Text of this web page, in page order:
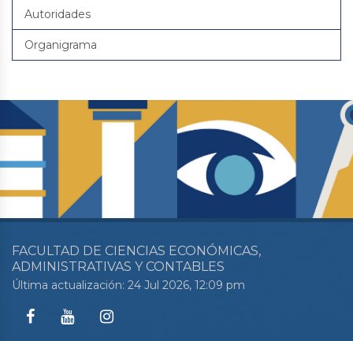
Autoridades
Organigrama
FACULTAD DE CIENCIAS ECONÓMICAS,
ADMINISTRATIVAS Y CONTABLES
Última actualización: 24 Jul 2026, 12:09 pm